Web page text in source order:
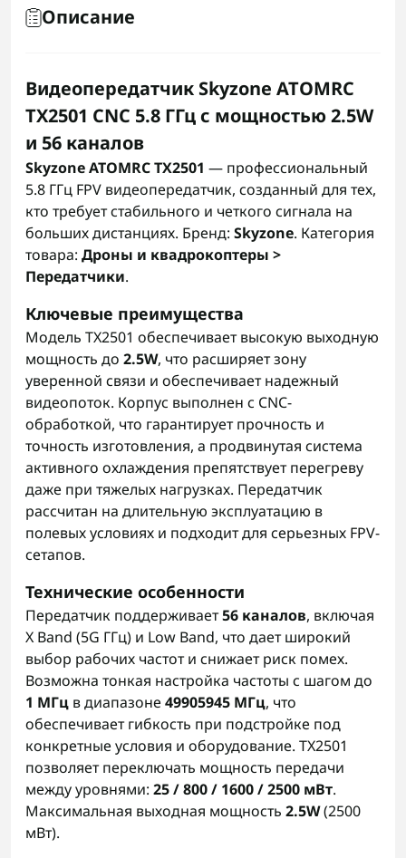
Описание
Видеопередатчик Skyzone ATOMRC
TX2501 CNC 5.8 ГГц с мощностью 2.5W
и 56 каналов
Skyzone ATOMRC TX2501 — профессиональный
5.8 ГГц FPV видеопередатчик, созданный для тех,
кто требует стабильного и четкого сигнала на
больших дистанциях. Бренд: Skyzone. Категория
товара: Дроны и квадрокоптеры >
Передатчики.
Ключевые преимущества
Модель TX2501 обеспечивает высокую выходную
мощность до 2.5W, что расширяет зону
уверенной связи и обеспечивает надежный
видеопоток. Корпус выполнен с CNC-
обработкой, что гарантирует прочность и
точность изготовления, а продвинутая система
активного охлаждения препятствует перегреву
даже при тяжелых нагрузках. Передатчик
рассчитан на длительную эксплуатацию в
полевых условиях и подходит для серьезных FPV-
сетапов.
Технические особенности
Передатчик поддерживает56 каналов, включая
X Band (5G ГГц) и Low Band, что дает широкий
выбор рабочих частот и снижает риск помех.
Возможна тонкая настройка частоты с шагом до
1 МГц в диапазоне 49905945 МГц, что
обеспечивает гибкость при подстройке под
конкретные условия и оборудование. TX2501
позволяет переключать мощность передачи
между уровнями: 25 / 800 / 1600 / 2500 мВт.
Максимальная выходная мощность 2.5W(2500
мВт).